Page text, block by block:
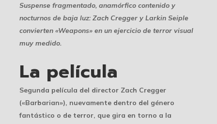
Suspense fragmentado, anamórfico contenido y
nocturnos de baja luz: Zach Cregger y Larkin Seiple
convierten «Weapons» en un ejercicio de terror visual
muy medido.
La película
Segunda película del director Zach Cregger
(«Barbarian»), nuevamente dentro del género
fantástico o de terror, que gira en torno a la